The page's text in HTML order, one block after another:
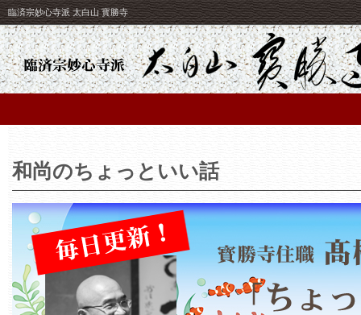
臨済宗妙心寺派 太白山 寳勝寺
和尚のちょっといい話